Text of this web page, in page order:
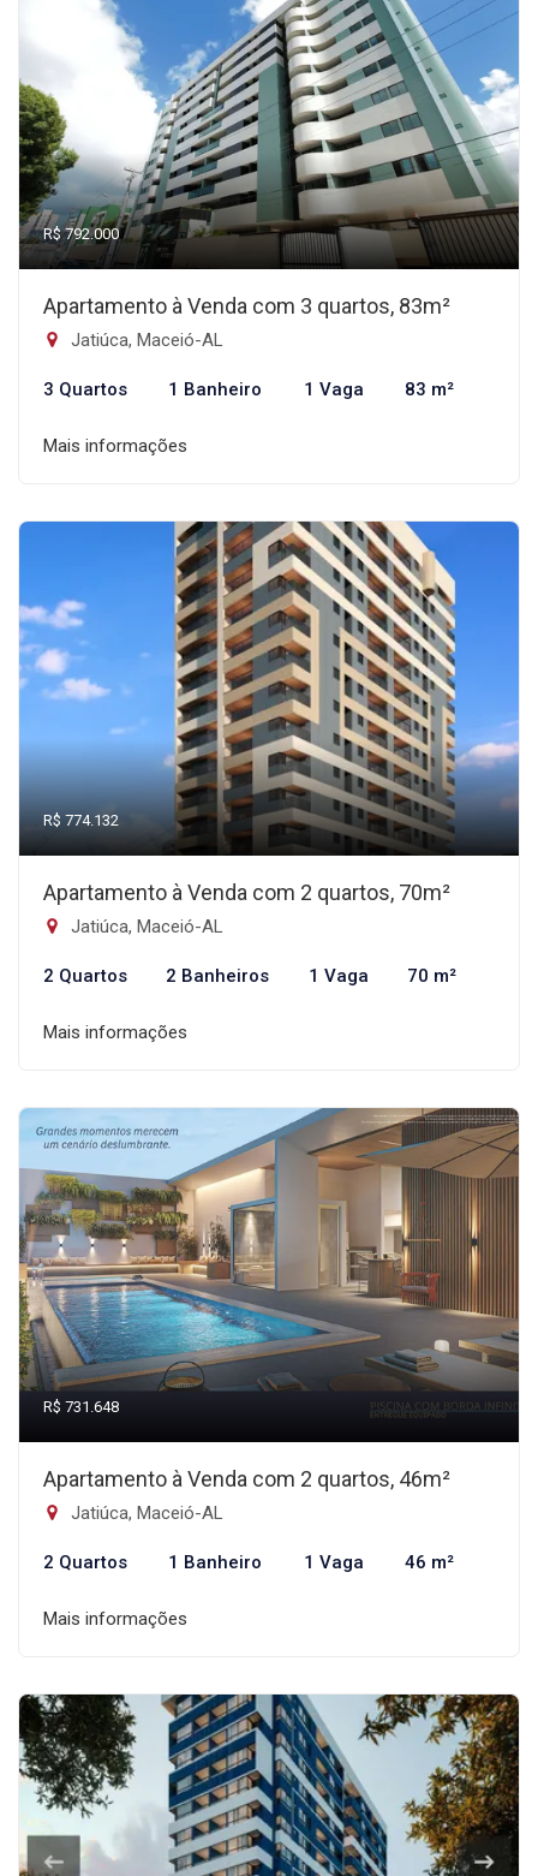
R$ 792.000
Apartamento à Venda com 3 quartos, 83m²
Jatiúca, Maceió-AL
3 Quartos 1 Banheiro 1 Vaga 83 m²
Mais informações
R$ 774.132
Apartamento à Venda com 2 quartos, 70m²
Jatiúca, Maceió-AL
2 Quartos 2 Banheiros 1 Vaga 70 m²
Mais informações
R$ 731.648
Apartamento à Venda com 2 quartos, 46m²
Jatiúca, Maceió-AL
2 Quartos 1 Banheiro 1 Vaga 46 m²
Mais informações